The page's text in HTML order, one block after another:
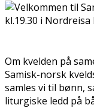
Om kvelden på
Samisk-norsk
samles vi til bønn,
liturgiske ledd på